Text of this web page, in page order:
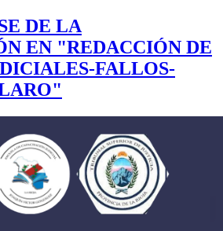
DE LA
EN "REDACCIÓN DE
FALLOS-